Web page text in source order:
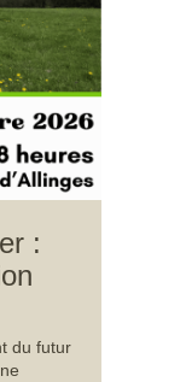
:
du futur